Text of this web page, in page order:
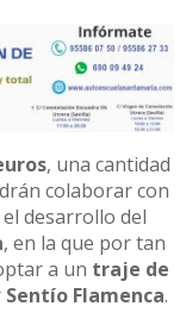
, una cantidad
colaborar con
desarrollo del
, en la que por tan
a un traje de
Sentío Flamenca.